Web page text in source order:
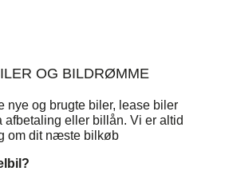
OG BILDRØMME
nye og brugte biler, lease biler
afbetaling eller billån. Vi er altid
om dit næste bilkøb